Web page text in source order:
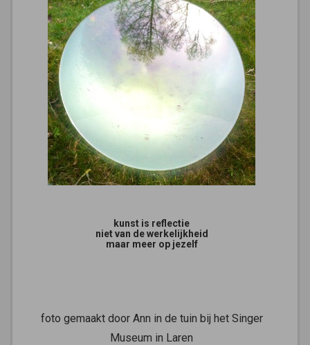
kunst is reflectie
niet van de werkelijkheid
maar meer op jezelf
foto gemaakt door Ann in de tuin bij het Singer
Museum in Laren